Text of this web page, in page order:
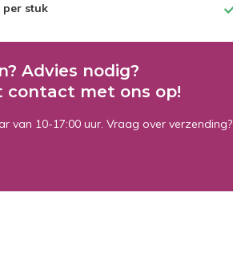
per stuk
Advies nodig?
contact met ons op!
van 10-17:00 uur. Vraag over verzending?